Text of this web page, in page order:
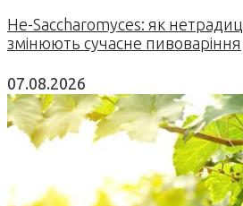
Не-Saccharomyces: як
змінюють сучасне пивоваріння
07.08.2026